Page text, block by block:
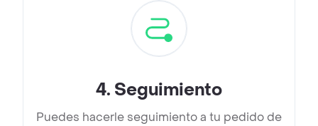
4. Seguimiento
Puedes hacerle seguimiento a tu pedido de